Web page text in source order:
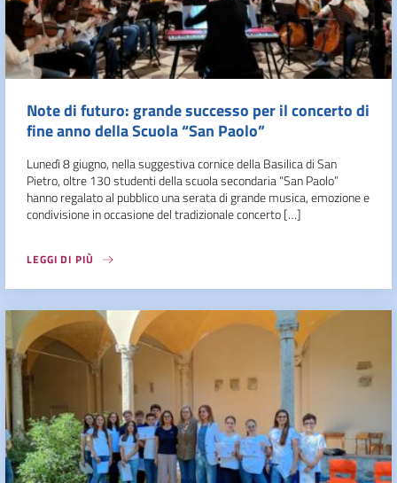
Note di futuro: grande successo per il concerto di
fine anno della Scuola “San Paolo”
Lunedì 8 giugno, nella suggestiva cornice della Basilica di San
Pietro, oltre 130 studenti della scuola secondaria “San Paolo”
hanno regalato al pubblico una serata di grande musica, emozione e
condivisione in occasione del tradizionale concerto […]
LEGGI DI PIÙ